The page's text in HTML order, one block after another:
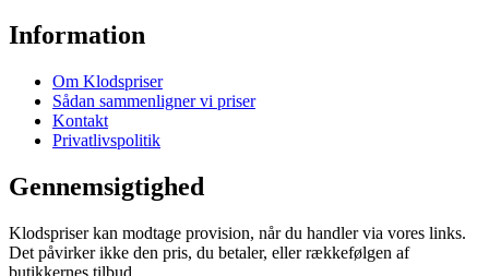
Information
Om Klodspriser
Sådan sammenligner vi priser
Kontakt
Privatlivspolitik
Gennemsigtighed
Klodspriser kan modtage provision, når du handler via vores links.
Det påvirker ikke den pris, du betaler, eller rækkefølgen af
butikkernes tilbud.